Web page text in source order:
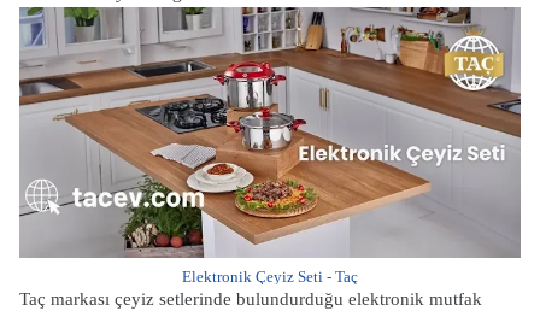
Elektronik Çeyiz Seti - Taç
Taç markası çeyiz setlerinde bulundurduğu elektronik mutfak